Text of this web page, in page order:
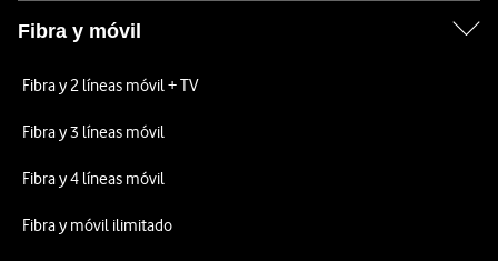
Fibra y móvil
Fibra y 2 líneas móvil + TV
Fibra y 3 líneas móvil
Fibra y 4 líneas móvil
Fibra y móvil ilimitado